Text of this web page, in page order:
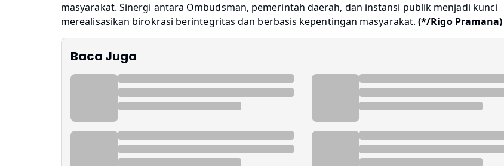
masyarakat. Sinergi antara Ombudsman, pemerintah daerah, dan instansi publik menjadi kunci
merealisasikan birokrasi berintegritas dan berbasis kepentingan masyarakat.(*/Rigo Pramana)
Baca Juga